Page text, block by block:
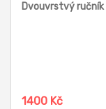
Dvouvrstvý ručník
1400 Kč